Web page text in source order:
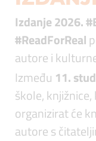
Izdanje 2026.
#ReadForReal
autore i
Između 11.
škole,
organizirat će
autore s